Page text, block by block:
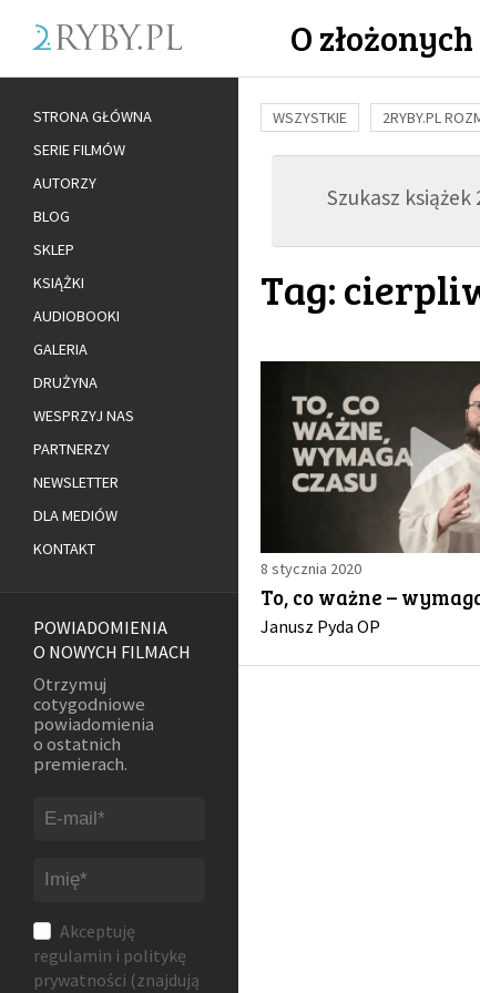
O
WSZYSTKIE 2RYBY.PL
BUDOWANIE WIĘZI
ADOPCJASzukasz
Tag:
8 stycznia 2020
To, co ważne –
Janusz Pyda OP
STRONA GŁÓWNA
SERIE FILMÓW
AUTORZY
BLOG
SKLEP
KSIĄŻKI
AUDIOBOOKI
GALERIA
DRUŻYNA
WESPRZYJ NAS
PARTNERZY
NEWSLETTER
DLA MEDIÓW
KONTAKT
POWIADOMIENIA
O NOWYCH FILMACH
Otrzymuj
cotygodniowe
powiadomienia
o ostatnich
premierach.
Akceptuję
regulamin i politykę
prywatności (znajdują